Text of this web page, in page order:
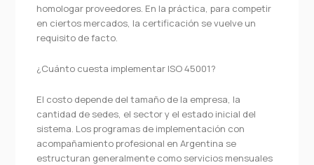
homologar proveedores. En la práctica, para competir
en ciertos mercados, la certificación se vuelve un
requisito de facto.
¿Cuánto cuesta implementar ISO 45001?
El costo depende del tamaño de la empresa, la
cantidad de sedes, el sector y el estado inicial del
sistema. Los programas de implementación con
acompañamiento profesional en Argentina se
estructuran generalmente como servicios mensuales